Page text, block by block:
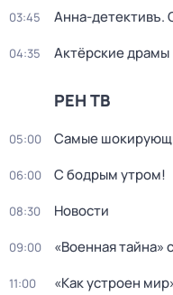
03:45 Анна-детективъ.
04:35 Актёрские драмы
РЕН ТВ
05:00 Самые
06:00 С бодрым утром!
08:30 Новости
09:00 «Военная тайна»
11:00 «Как устроен